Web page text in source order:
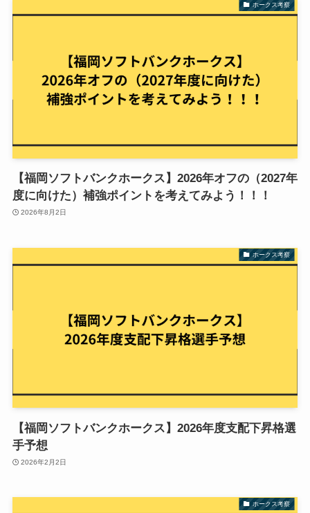
ホークス考察
【福岡ソフトバンクホークス】2026年オフの（2027年
度に向けた）補強ポイントを考えてみよう！！！
2026年8月2日
ホークス考察
【福岡ソフトバンクホークス】2026年度支配下昇格選
手予想
2026年2月2日
ホークス考察